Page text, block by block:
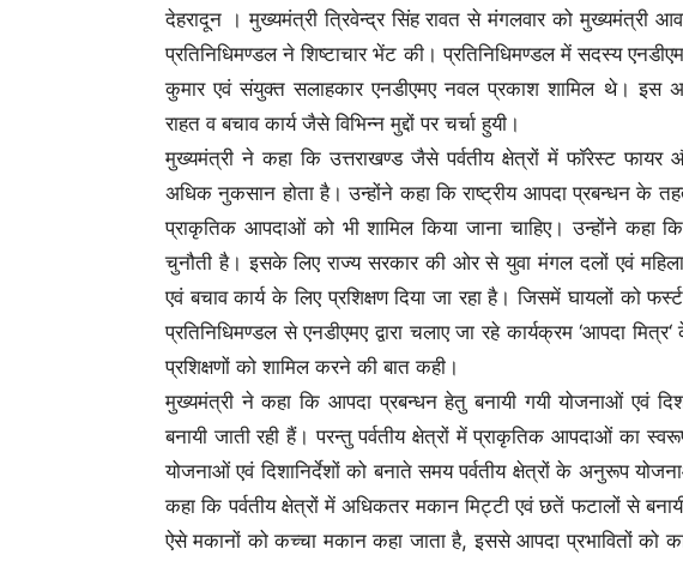
देहरादून । मुख्यमंत्री त्रिवेन्द्र सिंह रावत से मंगलवार को मुख्यमंत्री
प्रतिनिधिमण्डल ने शिष्टाचार भेंट की। प्रतिनिधिमण्डल में सदस्य
कुमार एवं संयुक्त सलाहकार एनडीएमए नवल प्रकाश शामिल थे। इस
राहत व बचाव कार्य जैसे विभिन्न मुद्दों पर चर्चा हुयी।
मुख्यमंत्री ने कहा कि उत्तराखण्ड जैसे पर्वतीय क्षेत्रों में फॉरेस्ट
अधिक नुकसान होता है। उन्होंने कहा कि राष्ट्रीय आपदा प्रबन्धन के
प्राकृतिक आपदाओं को भी शामिल किया जाना चाहिए। उन्होंने कहा
चुनौती है। इसके लिए राज्य सरकार की ओर से युवा मंगल दलों एवं
एवं बचाव कार्य के लिए प्रशिक्षण दिया जा रहा है। जिसमें घायलों को
प्रतिनिधिमण्डल से एनडीएमए द्वारा चलाए जा रहे कार्यक्रम ‘आपदा
प्रशिक्षणों को शामिल करने की बात कही।
मुख्यमंत्री ने कहा कि आपदा प्रबन्धन हेतु बनायी गयी योजनाओं एवं
बनायी जाती रही हैं। परन्तु पर्वतीय क्षेत्रों में प्राकृतिक आपदाओं का
योजनाओं एवं दिशानिर्देशों को बनाते समय पर्वतीय क्षेत्रों के अनुरूप
कहा कि पर्वतीय क्षेत्रों में अधिकतर मकान मिट्टी एवं छतें फटालों से
ऐसे मकानों को कच्चा मकान कहा जाता है, इससे आपदा प्रभावितों को